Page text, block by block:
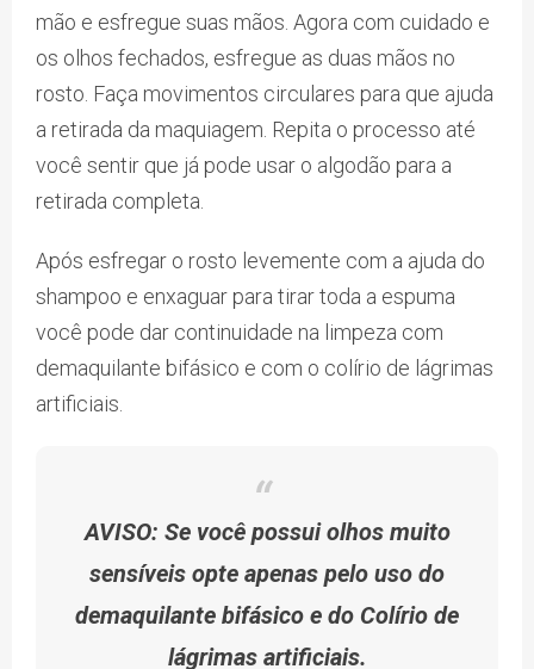
mão e esfregue suas mãos. Agora com cuidado e
os olhos fechados, esfregue as duas mãos no
rosto. Faça movimentos circulares para que ajuda
a retirada da maquiagem. Repita o processo até
você sentir que já pode usar o algodão para a
retirada completa.
Após esfregar o rosto levemente com a ajuda do
shampoo e enxaguar para tirar toda a espuma
você pode dar continuidade na limpeza com
demaquilante bifásico e com o colírio de lágrimas
artificiais.
AVISO: Se você possui olhos muito
sensíveis opte apenas pelo uso do
demaquilante bifásico e do Colírio de
lágrimas artificiais.